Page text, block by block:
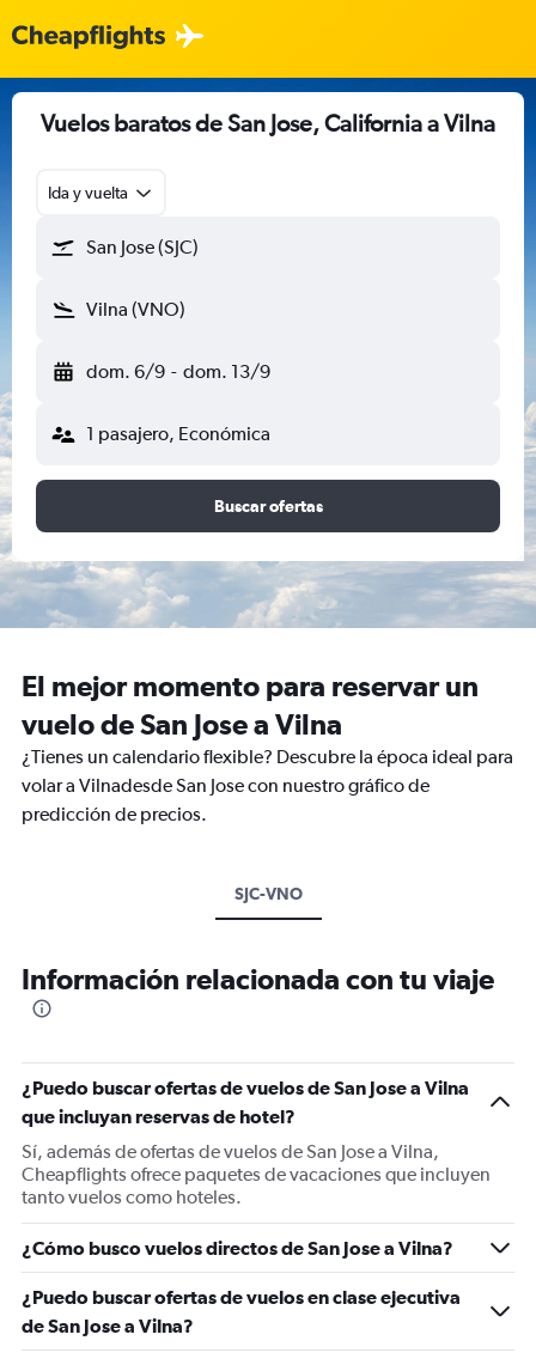
Vuelos baratos de San Jose, California a Vilna
Ida y vuelta
San Jose (SJC)
Vilna (VNO)
dom. 6/9 - dom. 13/9
1 pasajero, Económica
Buscar ofertas
El mejor momento para reservar un
vuelo de San Jose a Vilna
¿Tienes un calendario flexible? Descubre la época ideal para
volar a Vilnadesde San Jose con nuestro gráfico de
predicción de precios.
SJC-VNO
Información relacionada con tu viaje
¿Puedo buscar ofertas de vuelos de San Jose a Vilna
que incluyan reservas de hotel?
Sí, además de ofertas de vuelos de San Jose a Vilna,
Cheapflights ofrece paquetes de vacaciones que incluyen
tanto vuelos como hoteles.
¿Cómo busco vuelos directos de San Jose a Vilna?
¿Puedo buscar ofertas de vuelos en clase ejecutiva
de San Jose a Vilna?